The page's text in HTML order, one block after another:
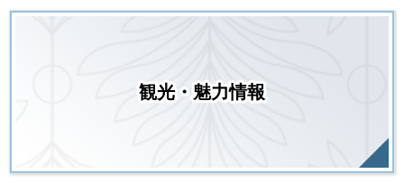
観光・魅力情報